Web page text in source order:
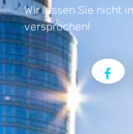
Wir lassen Sie nicht
versprochen!